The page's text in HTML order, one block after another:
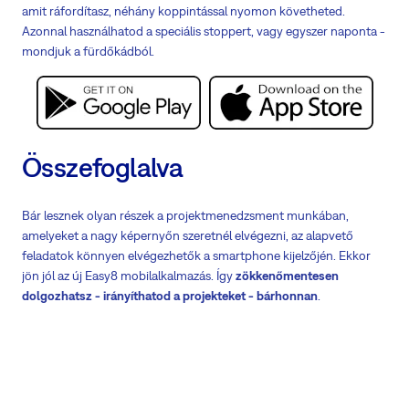
amit ráfordítasz, néhány koppintással nyomon követheted.
Azonnal használhatod a speciális stoppert, vagy egyszer naponta -
mondjuk a fürdőkádból.
Összefoglalva
Bár lesznek olyan részek a projektmenedzsment munkában,
amelyeket a nagy képernyőn szeretnél elvégezni, az alapvető
feladatok könnyen elvégezhetők a smartphone kijelzőjén. Ekkor
jön jól az új Easy8 mobilalkalmazás. Ígyzökkenőmentesen
dolgozhatsz - irányíthatod a projekteket - bárhonnan